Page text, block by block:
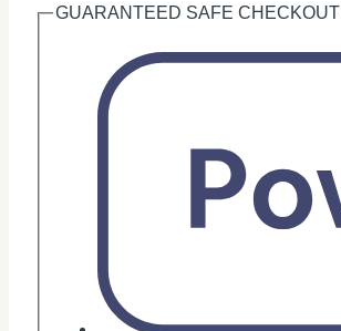
GUARANTEED SAFE CHECKOUT